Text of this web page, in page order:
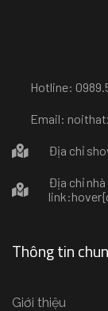
Hotline:
Email:
Địa chỉ
Địa chỉ
Thông tin
Giới thiệu